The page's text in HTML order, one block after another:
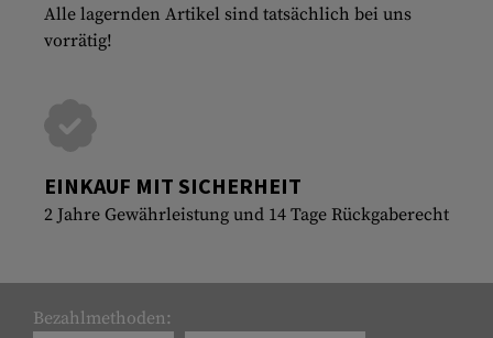
Alle lagernden Artikel sind tatsächlich bei uns
vorrätig!
EINKAUF MIT SICHERHEIT
2 Jahre Gewährleistung und 14 Tage Rückgaberecht
Bezahlmethoden: